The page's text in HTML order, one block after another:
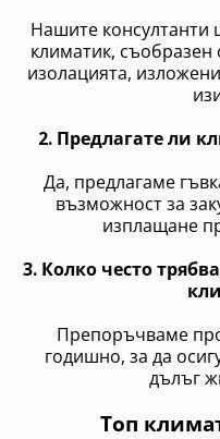
Нашите консултанти
климатик,
изолацията,
2. Предлагате ли
Да, предлагаме
възможност за
изплащане
3. Колко често
Препоръчваме
годишно, за да
дълъг
Топ